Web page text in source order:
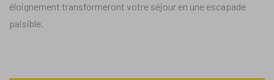
éloignement transformeront votre séjour en une escapade
paisible.